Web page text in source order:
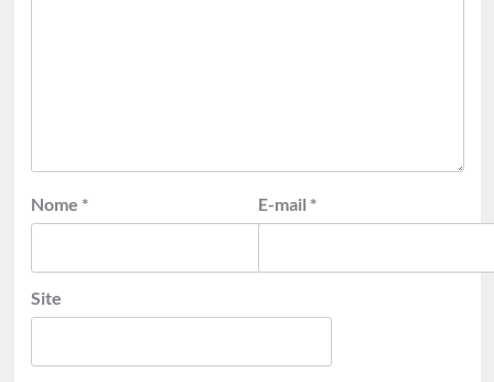
Nome * E-mail *
Site